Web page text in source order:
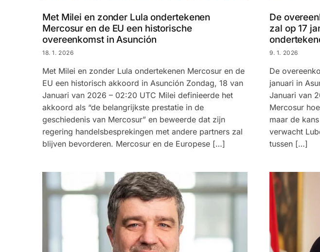
Met Milei en zonder Lula ondertekenen
Mercosur en de EU een historische
overeenkomst in Asunción
18. 1. 2026
Met Milei en zonder Lula ondertekenen Mercosur en de
EU een historisch akkoord in Asunción Zondag, 18 van
Januari van 2026 – 02:20 UTC Milei definieerde het
akkoord als “de belangrijkste prestatie in de
geschiedenis van Mercosur” en beweerde dat zijn
regering handelsbesprekingen met andere partners zal
blijven bevorderen. Mercosur en de Europese […]
De
zal op 17
9. 1. 2026
De
januari in
Januari van
Mercosur
maar de
verwacht
tussen […]